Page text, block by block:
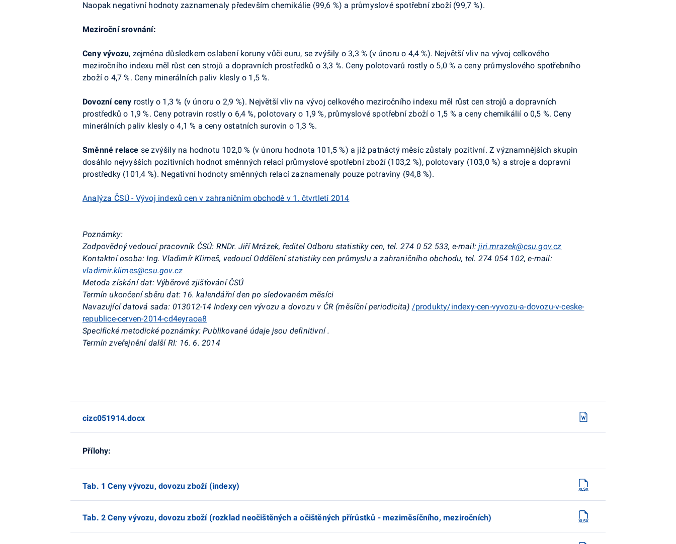
Naopak negativní hodnoty zaznamenaly především chemikálie (99,6 %) a průmyslové spotřební zboží (99,7 %).
Meziroční srovnání:
Ceny vývozu, zejména důsledkem oslabení koruny vůči euru, se zvýšily o 3,3 % (v únoru o 4,4 %). Největší vliv na vývoj celkového
meziročního indexu měl růst cen strojů a dopravních prostředků o 3,3 %. Ceny polotovarů rostly o 5,0 % a ceny průmyslového spotřebního
zboží o 4,7 %. Ceny minerálních paliv klesly o 1,5 %.
Dovozní ceny rostly o 1,3 % (v únoru o 2,9 %). Největší vliv na vývoj celkového meziročního indexu měl růst cen strojů a dopravních
prostředků o 1,9 %. Ceny potravin rostly o 6,4 %, polotovary o 1,9 %, průmyslové spotřební zboží o 1,5 % a ceny chemikálií o 0,5 %. Ceny
minerálních paliv klesly o 4,1 % a ceny ostatních surovin o 1,3 %.
Směnné relace se zvýšily na hodnotu 102,0 % (v únoru hodnota 101,5 %) a již patnáctý měsíc zůstaly pozitivní. Z významnějších skupin
dosáhlo nejvyšších pozitivních hodnot směnných relací průmyslové spotřební zboží (103,2 %), polotovary (103,0 %) a stroje a dopravní
prostředky (101,4 %). Negativní hodnoty směnných relací zaznamenaly pouze potraviny (94,8 %).
Analýza ČSÚ - Vývoj indexů cen v zahraničním obchodě v 1. čtvrtletí 2014
Poznámky:
Zodpovědný vedoucí pracovník ČSÚ: RNDr. Jiří Mrázek, ředitel Odboru statistiky cen, tel. 274 0 52 533, e-mail:jiri.mrazek@csu.gov.cz
Kontaktní osoba: Ing. Vladimír Klimeš, vedoucí Oddělení statistiky cen průmyslu a zahraničního obchodu, tel. 274 054 102, e-mail:
vladimir.klimes@csu.gov.cz
Metoda získání dat: Výběrové zjišťování ČSÚ
Termín ukončení sběru dat: 16. kalendářní den po sledovaném měsíci
Navazující datová sada: 013012-14 Indexy cen vývozu a dovozu v ČR (měsíční periodicita) /produkty/indexy-cen-vyvozu-a-dovozu-v-ceske-
republice-cerven-2014-cd4eyraoa8
Specifické metodické poznámky:Publikované údaje jsou definitivní .
Termín zveřejnění další RI: 16. 6. 2014
cizc051914.docx
Přílohy:
Tab. 1 Ceny vývozu, dovozu zboží (indexy)
Tab. 2 Ceny vývozu, dovozu zboží (rozklad neočištěných a očištěných přírůstků - meziměsíčního, meziročních)